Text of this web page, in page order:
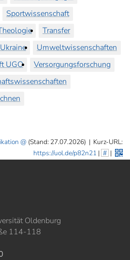
Sportwissenschaft
Transfer
Ukraine
Umweltwissenschaften
UGO
Versorgungsforschung
(Stand: 27.07.2026) | Kurz-URL:
https://uol.de/p82n21 | # |
Oldenburg
114-118